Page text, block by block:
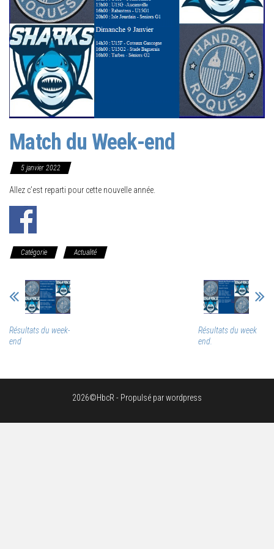
Match du Week-end
5 janvier 2022
Allez c’est reparti pour cette nouvelle année.
Catégorie Actualité
Résultats du week-
end
Résultats du week
end.
2026©HbcR - Propulsé par wordpress